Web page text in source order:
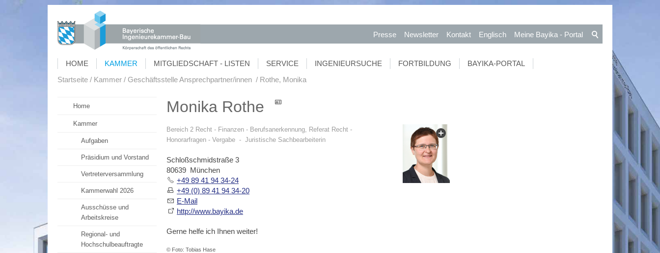
Presse Newsletter Kontakt Englisch Meine Bayika - Portal
HOME KAMMER MITGLIEDSCHAFT - LISTEN SERVICE INGENIEURSUCHE FORTBILDUNG
BAYIKA-PORTAL
Startseite
Kammer Geschäftsstelle Ansprechpartner/innen Rothe, Monika
Home
Kammer
Aufgaben
Präsidium und Vorstand
Vertreterversammlung
Kammerwahl 2026
Ausschüsse und
Arbeitskreise
Regional- und
Hochschulbeauftragte
Monika Rothe
Bereich 2 Recht - Finanzen - Berufsanerkennung, Referat Recht -
Honorarfragen - Vergabe - Juristische Sachbearbeiterin
Schloßschmidstraße 3
80639 München
+49 89 41 94 34-24
+49 (0) 89 41 94 34-20
E-Mail
http://www.bayika.de
Gerne helfe ich Ihnen weiter!
© Foto: Tobias Hase